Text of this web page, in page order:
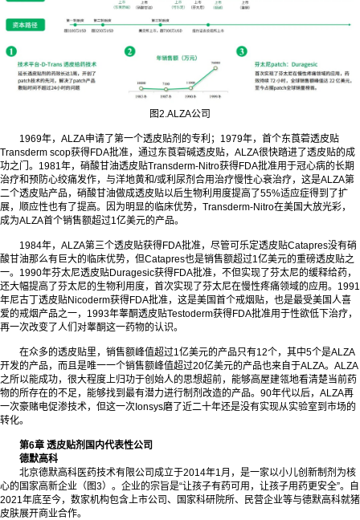
图2.ALZA公司
1969年，ALZA申请了第一个透皮贴剂的专利；1979年，首个东莨菪透皮贴
Transderm scop获得FDA批准，通过东莨菪碱透皮贴，ALZA很快踏进了透皮贴的成
功之门。1981年，硝酸甘油透皮贴Transderm-Nitro获得FDA批准用于冠心病的长期
治疗和预防心绞痛发作，与洋地黄和/或利尿剂合用治疗慢性心衰治疗，这是ALZA第
二个透皮贴产品，硝酸甘油做成透皮贴以后生物利用度提高了55%适应症得到了扩
展，顺应性也有了提高。因为明显的临床优势，Transderm-Nitro在美国大放光彩，
成为ALZA首个销售额超过1亿美元的产品。
1984年，ALZA第三个透皮贴获得FDA批准，尽管可乐定透皮贴Catapres没有硝
酸甘油那么有巨大的临床优势，但Catapres也是销售额超过1亿美元的重磅透皮贴之
一。1990年芬太尼透皮贴Duragesic获得FDA批准，不但实现了芬太尼的缓释给药，
还大幅提高了芬太尼的生物利用度，首次实现了芬太尼在慢性疼痛领域的应用。1991
年尼古丁透皮贴Nicoderm获得FDA批准，这是美国首个戒烟贴，也是最受美国人喜
爱的戒烟产品之一，1993年睾酮透皮贴Testoderm获得FDA批准用于性欲低下治疗，
再一次改变了人们对睾酮这一药物的认识。
在众多的透皮贴里，销售额峰值超过1亿美元的产品只有12个，其中5个是ALZA
开发的产品，而且是唯一一个销售额峰值超过20亿美元的产品也来自于ALZA。ALZA
之所以能成功，很大程度上归功于创始人的思想超前，能够高屋建瓴地看清楚当前药
物的所存在的不足，能够找到最有潜力进行制剂改造的产品。90年代以后，ALZA再
一次豪赌电促渗技术，但这一次Ionsys磨了近二十年还是没有实现从实验室到市场的
转化。
第6章 透皮贴剂国内代表性公司
德默高科
北京德默高科医药技术有限公司成立于2014年1月，是一家以小儿创新制剂为核
心的国家高新企业（图3）。企业的宗旨是“让孩子有药可用，让孩子用药更安全”。自
2021年底至今，数家机构包含上市公司、国家科研院所、民营企业等与德默高科就猪
皮肤展开商业合作。